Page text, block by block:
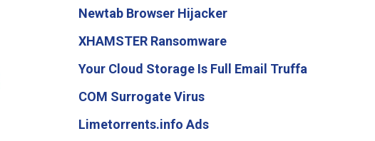
Newtab Browser Hijacker
XHAMSTER Ransomware
Your Cloud Storage Is Full Email Truffa
COM Surrogate Virus
Limetorrents.info Ads